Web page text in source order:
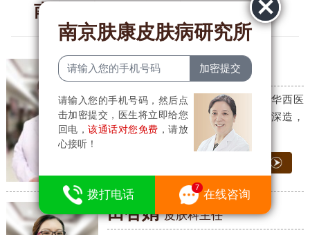
南京肤康皮肤病研究所医生团队
李燕贞 皮肤科主任
毕业于河南大学医学院，后于华西医
科大学、上海华山医院皮肤科进修深造，
从事皮肤科临床、教学工作...[详细]
田杏娟 皮肤科主任
南京肤康皮肤病研究所
请输入您的手机号码，然后点
击加密提交，医生将立即给您
回电，该通话对您免费 ，请放
心接听！
拨打电话 在线咨询